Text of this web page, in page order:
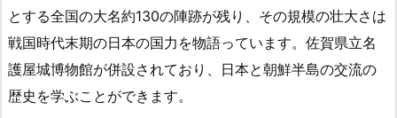
とする全国の大名約130の陣跡が残り、その規模の壮大さは
戦国時代末期の日本の国力を物語っています。佐賀県立名
護屋城博物館が併設されており、日本と朝鮮半島の交流の
歴史を学ぶことができます。